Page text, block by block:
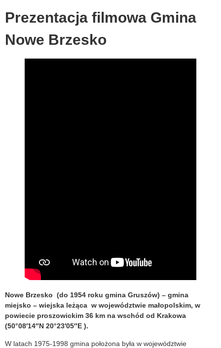
Prezentacja filmowa Gmina
Nowe Brzesko
Nowe Brzesko (do 1954 roku gmina Gruszów) – gmina
miejsko – wiejska leżąca w województwie małopolskim, w
powiecie proszowickim 36 km na wschód od Krakowa
(50°08′14″N 20°23′05″E ).
W latach 1975-1998 gmina położona była w województwie